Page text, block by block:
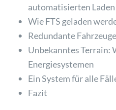
automatisierten Laden
Wie FTS geladen
Redundante Fahrzeuge
Unbekanntes Terrain:
Energiesystemen
Ein System für alle
Fazit